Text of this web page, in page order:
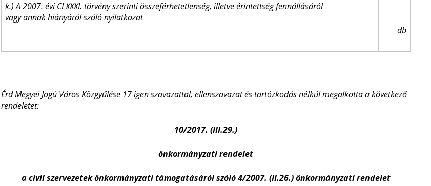
k.) A 2007. évi CLXXXI. törvény szerinti összeférhetetlenség, illetve érintettség fennállásáról
vagy annak hiányáról szóló nyilatkozat
db
Érd Megyei Jogú Város Közgyűlése 17 igen szavazattal, ellenszavazat és tartózkodás nélkül megalkotta a következő
rendeletet:
10/2017. (III.29.)
önkormányzati rendelet
a civil szervezetek önkormányzati támogatásáról szóló4/2007. (II.26.)önkormányzati rendelet